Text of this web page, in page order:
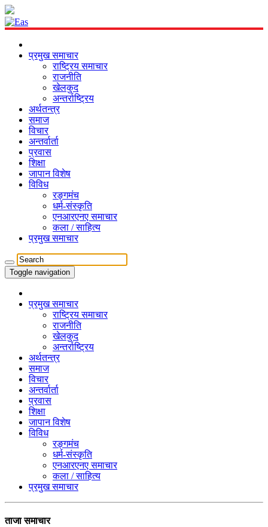
प्रमुख समाचार
राष्ट्रिय समाचार
राजनीति
खेलकुद
अन्तर्राष्ट्रिय
अर्थतन्त्र
समाज
विचार
अन्तर्वार्ता
प्रवास
शिक्षा
जापान विशेष
विविध
रङ्गमंच
धर्म-संस्कृति
एनआरएनए समाचार
कला / साहित्य
प्रमुख समाचार
Toggle navigation
प्रमुख समाचार
राष्ट्रिय समाचार
राजनीति
खेलकुद
अन्तर्राष्ट्रिय
अर्थतन्त्र
समाज
विचार
अन्तर्वार्ता
प्रवास
शिक्षा
जापान विशेष
विविध
रङ्गमंच
धर्म-संस्कृति
एनआरएनए समाचार
कला / साहित्य
प्रमुख समाचार
ताजा समाचार